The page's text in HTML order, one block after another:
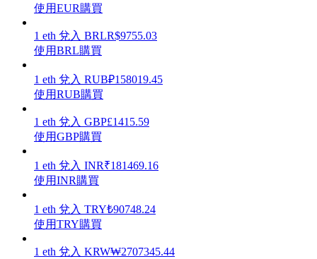
增值寶
使用EUR購買
1 eth 兌入 BRLR$9755.03
使用BRL購買
1 eth 兌入 RUB₽158019.45
使用RUB購買
1 eth 兌入 GBP£1415.59
使用GBP購買
1 eth 兌入 INR₹181469.16
使用INR購買
1 eth 兌入 TRY₺90748.24
使用TRY購買
1 eth 兌入 KRW₩2707345.44